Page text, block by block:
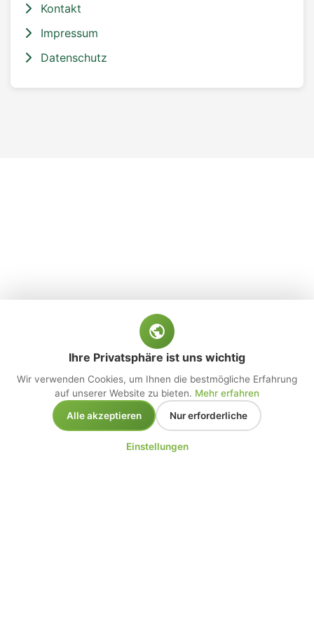
Kontakt
Impressum
Datenschutz
Ihre Privatsphäre ist uns wichtig
Wir verwenden Cookies, um Ihnen die bestmögliche Erfahrung
auf unserer Website zu bieten. Mehr erfahren
Alle akzeptieren
Nur erforderliche
Einstellungen